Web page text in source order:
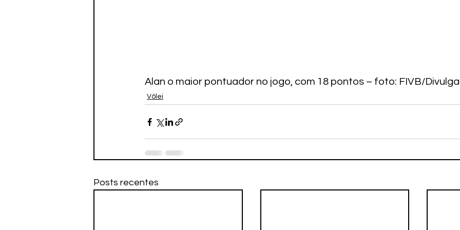
Alan o maior pontuador no jogo, com 18 pontos – foto: FIVB/
Vôlei
Posts recentes